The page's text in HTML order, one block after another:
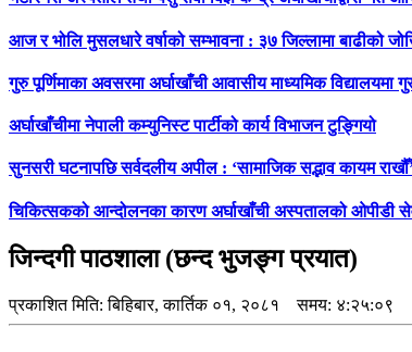
आज र भोलि मुसलधारे वर्षाको सम्भावना : ३७ जिल्लामा बाढीको
गुरु पूर्णिमाका अवसरमा अर्घाखाँची आवासीय माध्यमिक विद्यालयमा
अर्घाखाँचीमा नेपाली कम्युनिस्ट पार्टीको कार्य विभाजन टुङ्गियो
सुनसरी घटनापछि सर्वदलीय अपील : ‘सामाजिक सद्भाव कायम
चिकित्सकको आन्दोलनका कारण अर्घाखाँची अस्पतालको ओपीडी
जिन्दगी पाठशाला (छन्द भुजङ्ग प्रयात)
प्रकाशित मिति:बिहिबार, कार्तिक ०१, २०८१ समय: ४:२५:०९